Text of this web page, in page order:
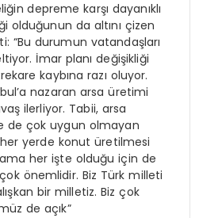
depreme karşı dayanıklı
olduğunun da altını çizen
“Bu durumun vatandaşları
İmar planı değişikliği
kaybına razı oluyor.
nazaran arsa üretimi
ilerliyor. Tabii, arsa
de çok uygun olmayan
yerde konut üretilmesi
her işte olduğu için de
önemlidir. Biz Türk milleti
bir milletiz. Biz çok
de açık”